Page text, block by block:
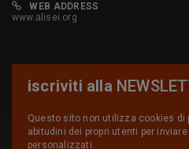
WEB ADDRESS
www.alisei.org
iscriviti alla
Questo sito non utilizza cookies
abitudini dei propri utenti per
personalizzati.